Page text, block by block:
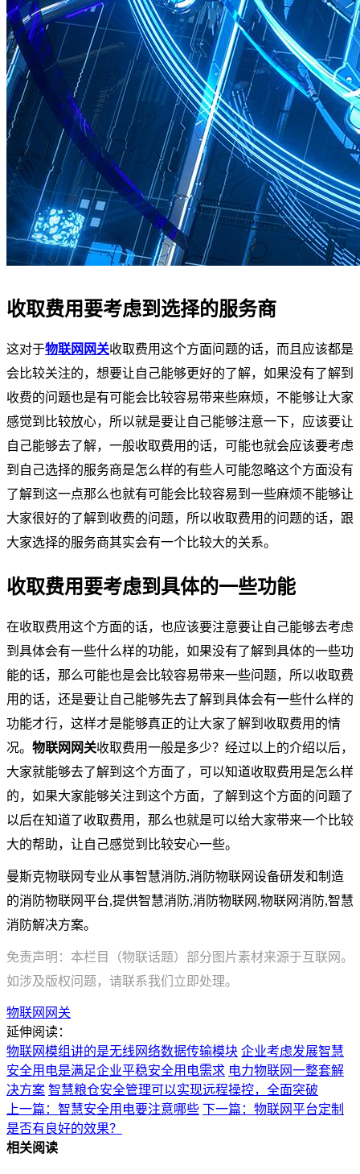
收取费用要考虑到选择的服务商
这对于物联网网关收取费用这个方面问题的话，而且应该都是
会比较关注的，想要让自己能够更好的了解，如果没有了解到
收费的问题也是有可能会比较容易带来些麻烦，不能够让大家
感觉到比较放心，所以就是要让自己能够注意一下，应该要让
自己能够去了解，一般收取费用的话，可能也就会应该要考虑
到自己选择的服务商是怎么样的有些人可能忽略这个方面没有
了解到这一点那么也就有可能会比较容易到一些麻烦不能够让
大家很好的了解到收费的问题，所以收取费用的问题的话，跟
大家选择的服务商其实会有一个比较大的关系。
收取费用要考虑到具体的一些功能
在收取费用这个方面的话，也应该要注意要让自己能够去考虑
到具体会有一些什么样的功能，如果没有了解到具体的一些功
能的话，那么可能也是会比较容易带来一些问题，所以收取费
用的话，还是要让自己能够先去了解到具体会有一些什么样的
功能才行，这样才是能够真正的让大家了解到收取费用的情
况。 物联网网关收取费用一般是多少？经过以上的介绍以后，
大家就能够去了解到这个方面了，可以知道收取费用是怎么样
的，如果大家能够关注到这个方面，了解到这个方面的问题了
以后在知道了收取费用，那么也就是可以给大家带来一个比较
大的帮助，让自己感觉到比较安心一些。
曼斯克物联网专业从事智慧消防,消防物联网设备研发和制造
的消防物联网平台,提供智慧消防,消防物联网,物联网消防,智慧
消防解决方案。
免责声明：本栏目（物联话题）部分图片素材来源于互联网。
如涉及版权问题，请联系我们立即处理。
物联网网关
延伸阅读：
物联网模组讲的是无线网络数据传输模块 企业考虑发展智慧
安全用电是满足企业平稳安全用电需求 电力物联网一整套解
决方案 智慧粮仓安全管理可以实现远程操控，全面突破
上一篇：智慧安全用电要注意哪些 下一篇：物联网平台定制
是否有良好的效果？
相关阅读